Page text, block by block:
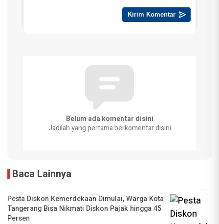
Belum ada komentar disini
Jadilah yang pertama berkomentar disini
Baca Lainnya
Pesta Diskon Kemerdekaan Dimulai, Warga Kota
Tangerang Bisa Nikmati Diskon Pajak hingga 45
Persen